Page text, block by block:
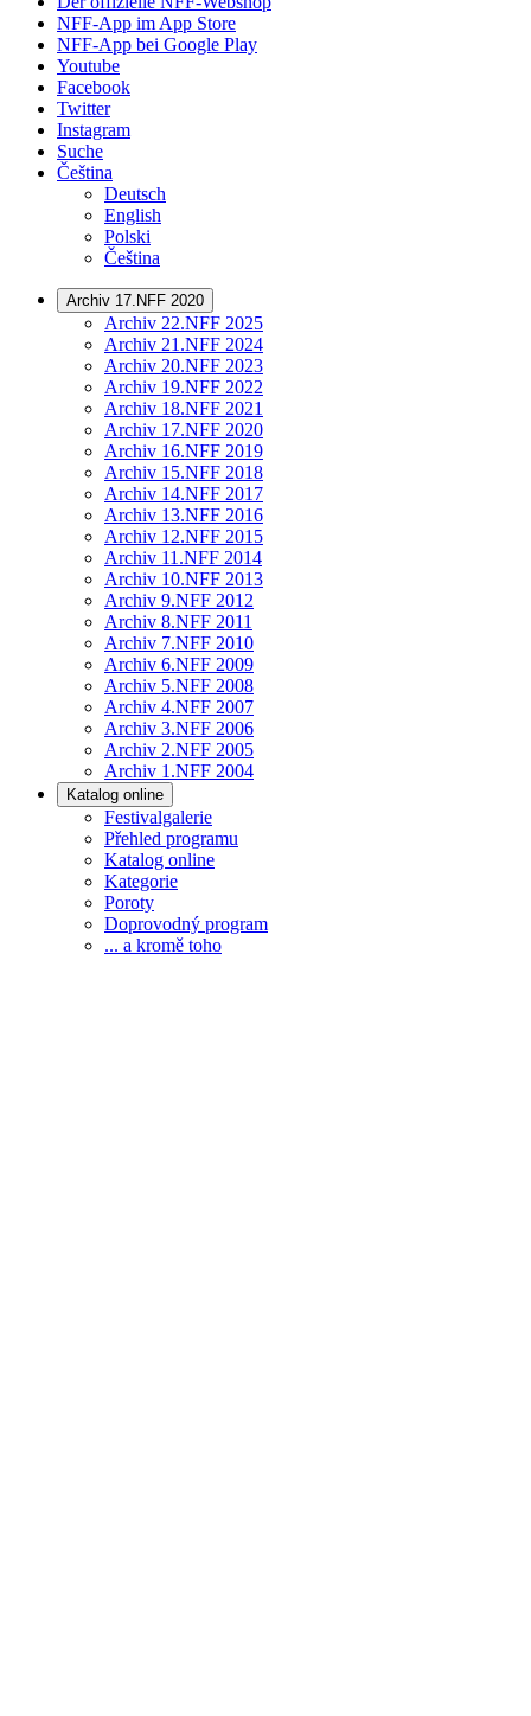
NFF-App im App Store
NFF-App bei Google Play
Youtube
Facebook
Twitter
Instagram
Suche
Čeština
Deutsch
English
Polski
Čeština
Archiv 17.NFF 2020
Archiv 22.NFF 2025
Archiv 21.NFF 2024
Archiv 20.NFF 2023
Archiv 19.NFF 2022
Archiv 18.NFF 2021
Archiv 17.NFF 2020
Archiv 16.NFF 2019
Archiv 15.NFF 2018
Archiv 14.NFF 2017
Archiv 13.NFF 2016
Archiv 12.NFF 2015
Archiv 11.NFF 2014
Archiv 10.NFF 2013
Archiv 9.NFF 2012
Archiv 8.NFF 2011
Archiv 7.NFF 2010
Archiv 6.NFF 2009
Archiv 5.NFF 2008
Archiv 4.NFF 2007
Archiv 3.NFF 2006
Archiv 2.NFF 2005
Archiv 1.NFF 2004
Katalog online
Festivalgalerie
Přehled programu
Katalog online
Kategorie
Poroty
Doprovodný program
... a kromě toho